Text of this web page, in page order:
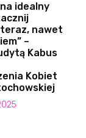
idealny
nawet
–
Kabus
Kobiet